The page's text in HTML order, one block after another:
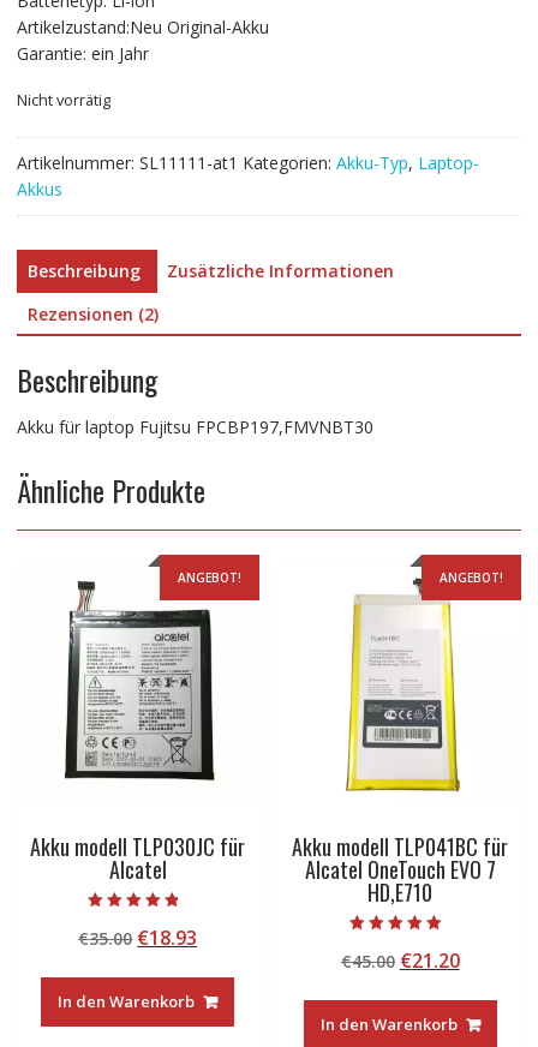
Artikelzustand:Neu Original-Akku
Garantie: ein Jahr
Nicht vorrätig
Artikelnummer: SL11111-at1 Kategorien: Akku-Typ, Laptop-
Akkus
Beschreibung
Zusätzliche Informationen
Rezensionen (2)
Beschreibung
Akku für laptop Fujitsu FPCBP197,FMVNBT30
Ähnliche Produkte
ANGEBOT!
Akku modell TLP030JC für
Alcatel
4.50
von 5
€35.00 Ursprünglicher
war:
€35.00
€18.93
ist:
€18.93.
In den Warenkorb
ANGEBOT!
Akku modell TLP041BC für
Alcatel OneTouch EVO 7
HD,E710
5.00
von 5
€45.00 Ursprünglicher
war:
€45.00
€21.20
ist:
€21.20.
In den Warenkorb